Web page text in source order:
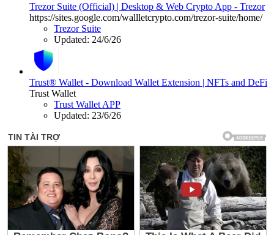
Trezor Suite (Official) | Desktop & Web Crypto App - Trezor
https://sites.google.com/wallletcrypto.com/trezor-suite/home/
Trezor Suite
Updated: 24/6/26
Trust® Wallet - Download Wallet Extension | NFTs and DeFi
Trust Wallet
Trust Wallet APP
Updated: 23/6/26